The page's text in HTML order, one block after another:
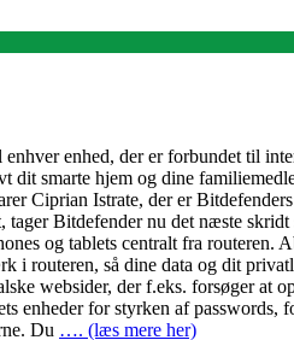
enhed, der er forbundet til
smarte hjem og dine
Ciprian Istrate, der er
Bitdefender nu det næste
og tablets centralt fra
i routeren, så dine data og dit
websider, der f.eks. forsøger at
enheder for styrken af
Du …. (læs mere her)